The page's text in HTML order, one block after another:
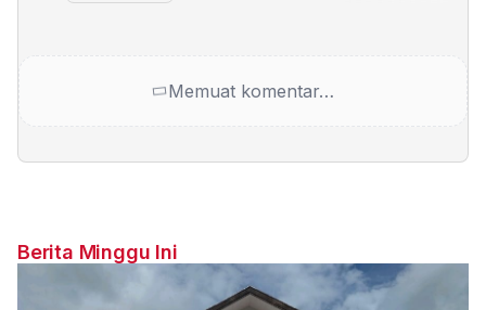
Memuat komentar…
Berita Minggu Ini